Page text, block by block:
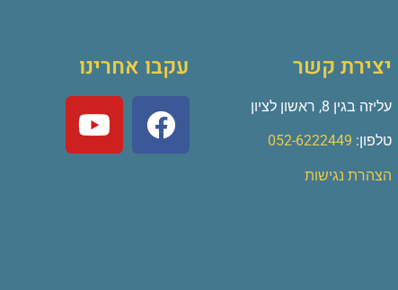
יצירת קשר
עליזה בגין 8, ראשון לציון
טלפון: 052-6222449
הצהרת נגישות
עקבו אחרינו